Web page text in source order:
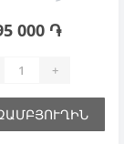
000 ֏
+